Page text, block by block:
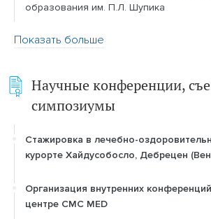
образования им. П.Л. Шупика
Показать больше
Научные конференции,
симпозиумы
Стажировка в лечебно-
курорте Хайдусобосло, Дебрецен
Организация внутренних
центре CMC MED